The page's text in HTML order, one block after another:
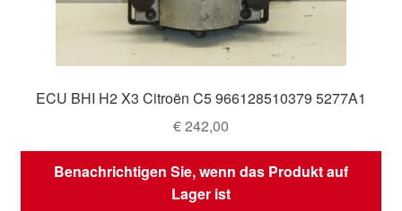
ECU BHI H2 X3 Citroën C5 966128510379 5277A1
€242,00
Benachrichtigen Sie, wenn das Produkt auf
Lager ist